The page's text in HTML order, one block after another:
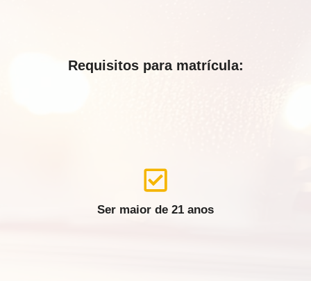
Requisitos para matrícula:
Ser maior de 21 anos